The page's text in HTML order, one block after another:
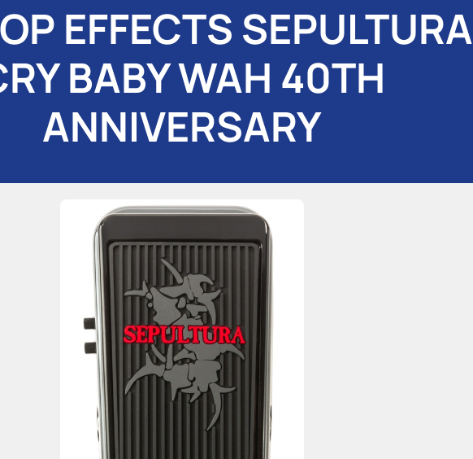
EFFECTS SEPULTURA
BABY WAH 40TH
ANNIVERSARY